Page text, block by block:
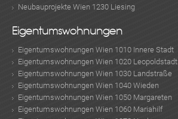
Neubauprojekte Wien 1230 Liesing
Eigentumswohnungen
Eigentumswohnungen Wien 1010 Innere Stadt
Eigentumswohnungen Wien 1020 Leopoldstadt
Eigentumswohnungen Wien 1030 Landstraße
Eigentumswohnungen Wien 1040 Wieden
Eigentumswohnungen Wien 1050 Margareten
Eigentumswohnungen Wien 1060 Mariahilf